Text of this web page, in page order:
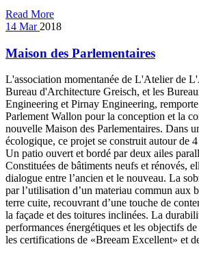
Read More
14 Mar 2018
Maison des Parlementaires
L'association momentanée de L'Atelier de
Bureau d'Architecture Greisch, et les
Engineering et Pirnay Engineering,
Parlement Wallon pour la conception et la
nouvelle Maison des Parlementaires. Dans
écologique, ce projet se construit autour de
Un patio ouvert et bordé par deux ailes
Constituées de bâtiments neufs et rénovés,
dialogue entre l’ancien et le nouveau. La
par l’utilisation d’un materiau commun aux
terre cuite, recouvrant d’une touche de
la façade et des toitures inclinées. La
performances énergétiques et les objectifs
les certifications de «Breeam Excellent» et